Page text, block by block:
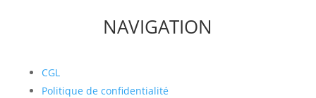
NAVIGATION
CGL
Politique de confidentialité